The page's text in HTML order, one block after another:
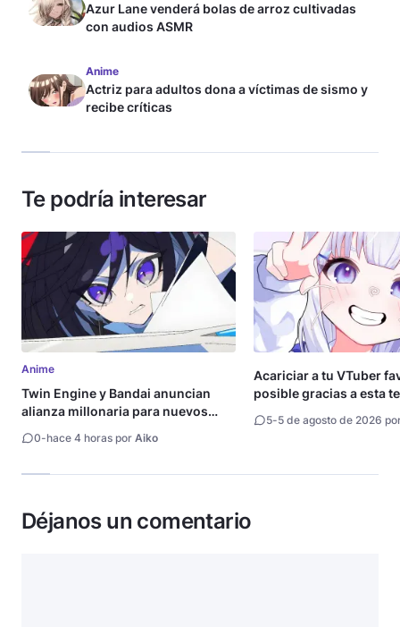
Azur Lane venderá bolas de arroz cultivadas
con audios ASMR
Anime
Actriz para adultos dona a víctimas de sismo y
recibe críticas
Te podría interesar
Anime
Twin Engine y Bandai anuncian
alianza millonaria para nuevos
0-hace 4 horas por Aiko
Acariciar a tu VTuber
posible gracias a esta
5-5 de agosto de 2026
Déjanos un comentario